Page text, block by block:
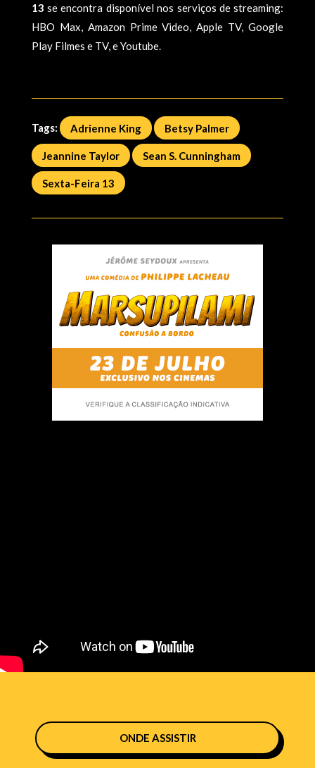
13 se encontra disponível nos serviços de streaming:
HBO Max, Amazon Prime Video, Apple TV, Google
Play Filmes e TV, e Youtube.
Tags: Adrienne King Betsy Palmer
Jeannine Taylor Sean S. Cunningham
Sexta-Feira 13
ONDE ASSISTIR